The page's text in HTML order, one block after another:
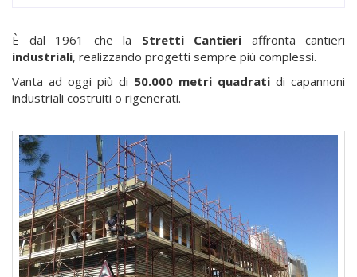
È dal 1961 che la Stretti Cantieri affronta cantieri
industriali, realizzando progetti sempre più complessi.
Vanta ad oggi più di 50.000 metri quadrati di capannoni
industriali costruiti o rigenerati.